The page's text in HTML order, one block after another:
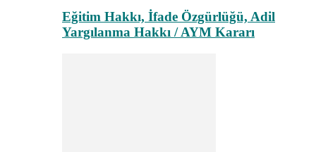
Eğitim Hakkı, İfade Özgürlüğü, Adil
Yargılanma Hakkı / AYM Kararı